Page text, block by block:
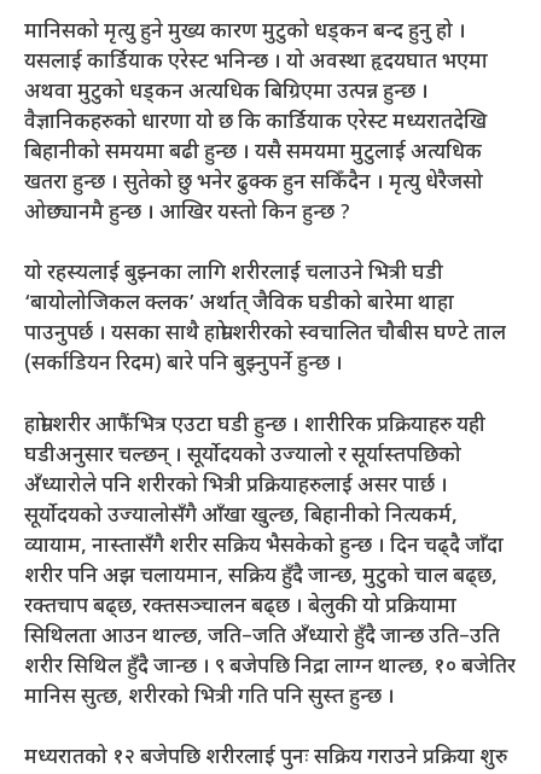
मानिसको मृत्यु हुने मुख्य कारण मुटुको धड्कन बन्द हुनु हो ।
यसलाई कार्डियाक एरेस्ट भनिन्छ । यो अवस्था हृदयघात भएमा
अथवा मुटुको धड्कन अत्यधिक बिग्रिएमा उत्पन्न हुन्छ ।
वैज्ञानिकहरुको धारणा यो छ कि कार्डियाक एरेस्ट मध्यरातदेखि
बिहानीको समयमा बढी हुन्छ । यसै समयमा मुटुलाई अत्यधिक
खतरा हुन्छ । सुतेको छु भनेर ढुक्क हुन सकिँदैन । मृत्यु धेरैजसो
ओछ्यानमै हुन्छ । आखिर यस्तो किन हुन्छ ?
यो रहस्यलाई बुझ्नका लागि शरीरलाई चलाउने भित्री घडी
‘बायोलोजिकल क्लक’ अर्थात् जैविक घडीको बारेमा थाहा
पाउनुपर्छ । यसका साथै हाम्रो शरीरको स्वचालित चौबीस घण्टे ताल
(सर्काडियन रिदम) बारे पनि बुझ्नुपर्ने हुन्छ ।
हाम्रो शरीर आफैंभित्र एउटा घडी हुन्छ । शारीरिक प्रक्रियाहरु यही
घडीअनुसार चल्छन् । सूर्योदयको उज्यालो र सूर्यास्तपछिको
अँध्यारोले पनि शरीरको भित्री प्रक्रियाहरुलाई असर पार्छ ।
सूर्योदयको उज्यालोसँगै आँखा खुल्छ, बिहानीको नित्यकर्म,
व्यायाम, नास्तासँगै शरीर सक्रिय भैसकेको हुन्छ । दिन चढ्दै जाँदा
शरीर पनि अझ चलायमान, सक्रिय हुँदै जान्छ, मुटुको चाल बढ्छ,
रक्तचाप बढ्छ, रक्तसञ्चालन बढ्छ । बेलुकी यो प्रक्रियामा
सिथिलता आउन थाल्छ, जति–जति अँध्यारो हुँदै जान्छ उति–उति
शरीर सिथिल हुँदै जान्छ । ९ बजेपछि निद्रा लाग्न थाल्छ, १० बजेतिर
मानिस सुत्छ, शरीरको भित्री गति पनि सुस्त हुन्छ ।
मध्यरातको १२ बजेपछि शरीरलाई पुनः सक्रिय गराउने प्रक्रिया शुरु